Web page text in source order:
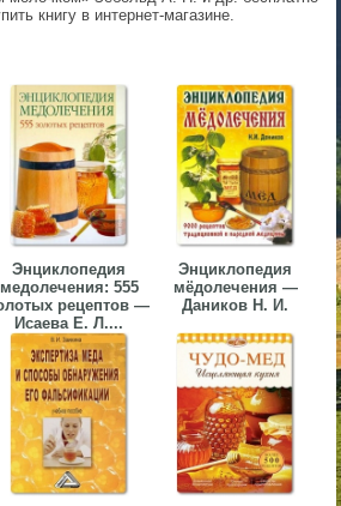
книгу в интернет-магазине.
Энциклопедия
медолечения: 555
рецептов —
Исаева Е. Л....
Энциклопедия
мёдолечения —
Даников Н. И.